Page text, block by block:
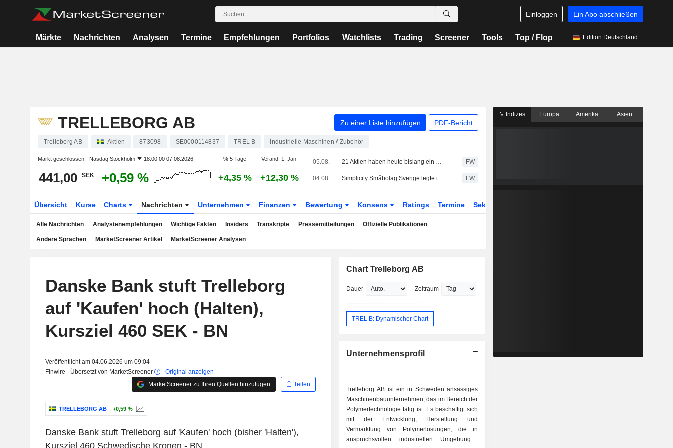
Einloggen Ein Abo abschließen
Märkte Nachrichten Analysen Termine Empfehlungen Portfolios Watchlists Trading Screener Tools Top / Flop Edition Deutschland
TRELLEBORG AB Zu einer Liste hinzufügen PDF-Bericht
Trelleborg AB Aktien 873098 SE0000114837 TREL B Industrielle Maschinen / Zubehör
Markt geschlossen - Nasdaq Stockholm 18:00:00 07.08.2026 % 5 Tage Veränd. 1. Jan.
441,00 SEK +0,59 % +4,35 % +12,30 %
05.08. 21 Aktien haben heute bislang ein neues 52-Wochen-Hoch an der Stockholmer Börse erreicht FW
04.08. Simplicity Småbolag Sverige legte im Juli um 1,7 % zu - Anteil am Industriesektor erhöht FW
Übersicht Kurse Charts Nachrichten Unternehmen Finanzen Bewertung Konsens Ratings Termine Sektor
Alle Nachrichten Analystenempfehlungen Wichtige Fakten Insiders Transkripte Pressemitteilungen Offizielle Publikationen
Andere Sprachen MarketScreener Artikel MarketScreener Analysen
Danske Bank stuft Trelleborg
auf 'Kaufen' hoch (Halten),
Kursziel 460 SEK - BN
Veröffentlicht am 04.06.2026 um 09:04
Finwire - Übersetzt von MarketScreener
- Original anzeigen
MarketScreener zu Ihren Quellen hinzufügen
Teilen
TRELLEBORG AB +0,59 %
Danske Bank stuft Trelleborg auf 'Kaufen' hoch (bisher 'Halten'),
Chart Trelleborg AB
Dauer Zeitraum
TREL B: Dynamischer Chart
Unternehmensprofil
Trelleborg AB ist ein in Schweden ansässiges
Maschinenbauunternehmen, das im Bereich der
Polymertechnologie tätig ist. Es beschäftigt sich
mit der Entwicklung, Herstellung und
Vermarktung von Polymerlösungen, die in
anspruchsvollen industriellen Umgebungen
Indizes Europa Amerika Asien